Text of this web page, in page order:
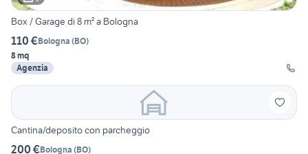
Box / Garage di 8 m² a Bologna
110 €Bologna (BO)
8 mq
Agenzia
Cantina/deposito con parcheggio
200 €Bologna (BO)